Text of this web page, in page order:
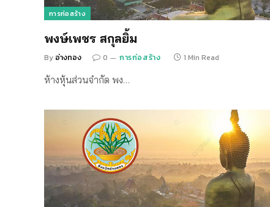
การก่อสร้าง
พงษ์เพชร สกุลยิ้ม
By อ่างทอง 0 การก่อสร้าง 1 Min Read
ห้างหุ้นส่วนจำกัด พง…